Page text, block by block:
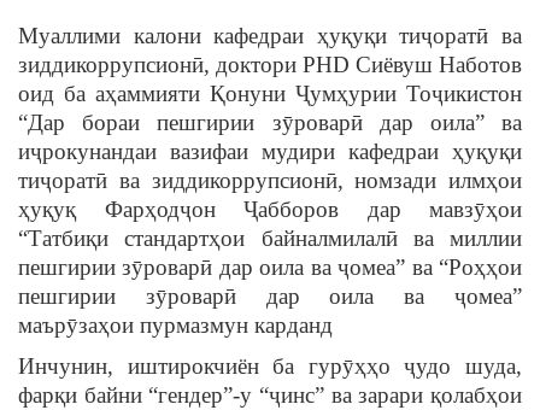
Муаллими калони кафедраи ҳуқуқи тиҷоратӣ ва
зиддикоррупсионӣ, доктори PHD Сиёвуш Наботов
оид ба аҳаммияти Қонуни Ҷумҳурии Тоҷикистон
“Дар бораи пешгирии зӯроварӣ дар оила” ва
иҷрокунандаи вазифаи мудири кафедраи ҳуқуқи
тиҷоратӣ ва зиддикоррупсионӣ, номзади илмҳои
ҳуқуқ Фарҳодҷон Ҷабборов дар мавзӯҳои
“Татбиқи стандартҳои байналмилалӣ ва миллии
пешгирии зӯроварӣ дар оила ва ҷомеа” ва “Роҳҳои
пешгирии зӯроварӣ дар оила ва ҷомеа”
маърӯзаҳои пурмазмун карданд
Инчунин, иштирокчиён ба гурӯҳҳо ҷудо шуда,
фарқи байни “гендер”-у “ҷинс” ва зарари қолабҳои